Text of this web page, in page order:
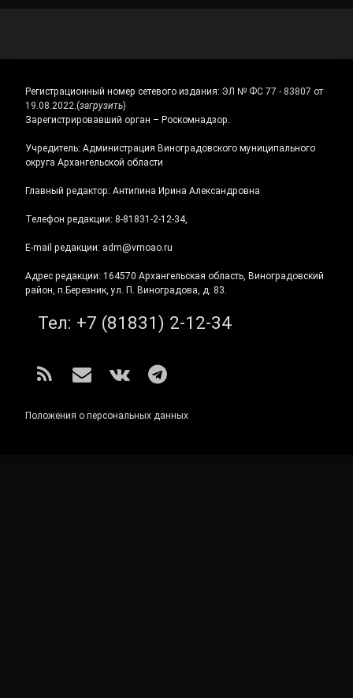
Регистрационный номер сетевого издания: ЭЛ № ФС 77 - 83807 от
19.08.2022.(загрузить)
Зарегистрировавший орган – Роскомнадзор.
Учредитель: Администрация Виноградовского муниципального
округа Архангельской области
Главный редактор: Антипина Ирина Александровна
Телефон редакции: 8-81831-2-12-34,
E-mail редакции: adm@vmoao.ru
Адрес редакции: 164570 Архангельская область, Виноградовский
район, п.Березник, ул. П. Виноградова, д. 83.
Тел: +7 (81831) 2-12-34
RSS E-mailВКонтакте
Telegram
Положения о персональных данных